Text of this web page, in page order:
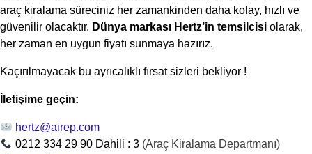
araç kiralama süreciniz her zamankinden daha kolay, hızlı ve
güvenilir olacaktır. Dünya markası Hertz’in temsilcisi olarak,
her zaman en uygun fiyatı sunmaya hazırız.
Kaçırılmayacak bu ayrıcalıklı fırsat sizleri bekliyor !
İletişime geçin:
hertz@airep.com
0212 334 29 90 Dahili : 3 (Araç Kiralama Departmanı)